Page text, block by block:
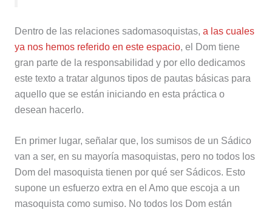
Dentro de las relaciones sadomasoquistas,a las cuales
ya nos hemos referido en este espacio, el Dom tiene
gran parte de la responsabilidad y por ello dedicamos
este texto a tratar algunos tipos de pautas básicas para
aquello que se están iniciando en esta práctica o
desean hacerlo.
En primer lugar, señalar que, los sumisos de un Sádico
van a ser, en su mayoría masoquistas, pero no todos los
Dom del masoquista tienen por qué ser Sádicos. Esto
supone un esfuerzo extra en el Amo que escoja a un
masoquista como sumiso. No todos los Dom están